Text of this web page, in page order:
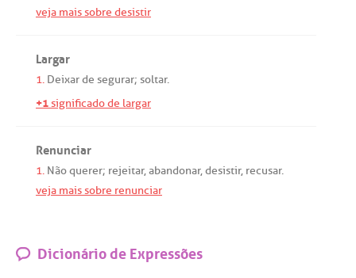
veja mais sobre desistir
Largar
1. Deixarde segurar; soltar.
+1significado de largar
Renunciar
1. Nãoquerer; rejeitar,abandonar,desistir, recusar.
veja mais sobre renunciar
Dicionário de Expressões